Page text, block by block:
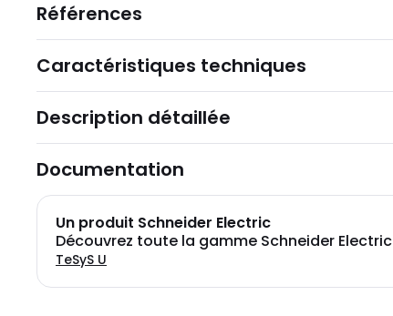
Références
Caractéristiques techniques
Description détaillée
Documentation
Un produit Schneider Electric
Découvrez toute la gamme Schneider Electric
TeSyS U